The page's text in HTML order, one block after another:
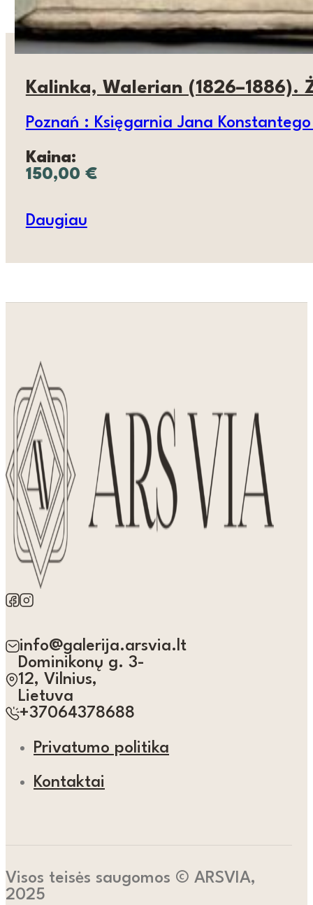
Kalinka, Walerian (1826–1886).
Poznań : Księgarnia Jana
Kaina:
150,00 €
Daugiau
info@galerija.arsvia.lt
Dominikonų g. 3-
12, Vilnius,
Lietuva
+37064378688
Privatumo politika
Kontaktai
Visos teisės saugomos © ARSVIA,
2025